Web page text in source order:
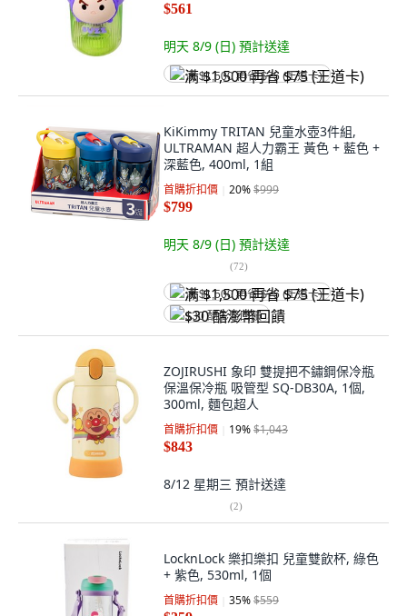
$561
明天 8/9 (日) 預計送達
满 $1,500 再省 $75 (王道卡)
KiKimmy TRITAN 兒童水壺3件組,
ULTRAMAN 超人力霸王 黃色 + 藍色 +
深藍色, 400ml, 1組
首購折扣價 20%$999
$799
明天 8/9 (日) 預計送達
(72)
满 $1,500 再省 $75 (王道卡)
$30 酷澎幣回饋
ZOJIRUSHI 象印 雙提把不鏽鋼保冷瓶
保溫保冷瓶 吸管型 SQ-DB30A, 1個,
300ml, 麵包超人
首購折扣價 19%$1,043
$843
8/12 星期三 預計送達
(2)
LocknLock 樂扣樂扣 兒童雙飲杯, 綠色
+ 紫色, 530ml, 1個
首購折扣價 35%$559